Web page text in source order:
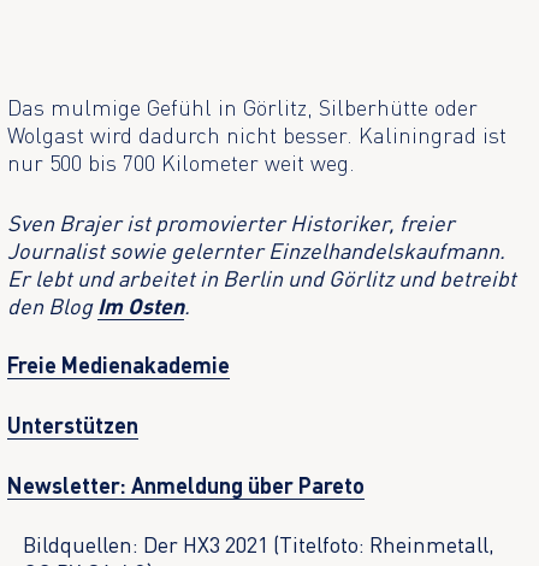
Das mulmige Gefühl in Görlitz, Silberhütte oder
Wolgast wird dadurch nicht besser. Kaliningrad ist
nur 500 bis 700 Kilometer weit weg.
Sven Brajer ist promovierter Historiker, freier
Journalist sowie gelernter Einzelhandelskaufmann.
Er lebt und arbeitet in Berlin und Görlitz und betreibt
den BlogIm Osten.
Freie Medienakademie
Unterstützen
Newsletter: Anmeldung über Pareto
Bildquellen: Der HX3 2021 (Titelfoto: Rheinmetall,